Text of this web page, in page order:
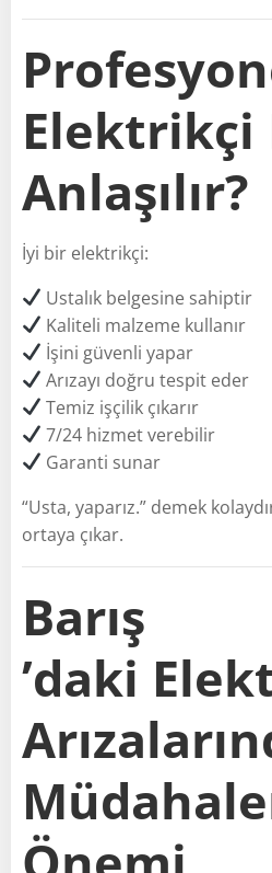
Elektrikçi
Anlaşılır?
İyi bir elektrikçi:
Ustalık belgesine sahiptir
Kaliteli malzeme kullanır
İşini güvenli yapar
Arızayı doğru tespit eder
Temiz işçilik çıkarır
7/24 hizmet verebilir
Garanti sunar
“Usta, yaparız.” demek
ortaya çıkar.
Barış
’daki